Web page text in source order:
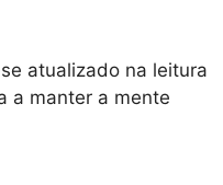
atualizado na leitura
a manter a mente